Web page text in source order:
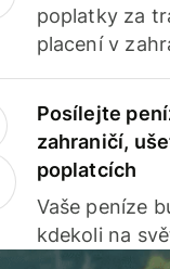
poplatky za
placení v
Posílejte
zahraničí,
poplatcích
Vaše peníze
kdekoli na